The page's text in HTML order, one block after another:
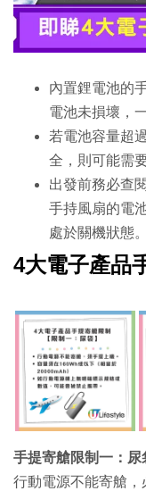
內置鋰電池的
電池未損壞，
若電池容量超
全，則可能需
出發前務必查
手持風扇的電
處於關機狀態。
4大電子產品
手提寄艙限制一：尿
行動電源不能寄艙